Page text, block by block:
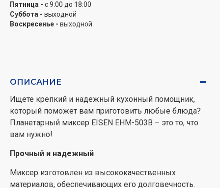
переносить.
Планетарный миксер EISEN EHM-503B – это
Пятница - с 9:00 до 18:00
Суббота - выходной
Воскресенье - выходной
ОПИСАНИЕ
Ищете крепкий и надежный кухонный помощник,
который поможет вам приготовить любые блюда?
Планетарный миксер EISEN EHM-503B – это то, что
вам нужно!
Прочный и надежный
Миксер изготовлен из высококачественных
материалов, обеспечивающих его долговечность.